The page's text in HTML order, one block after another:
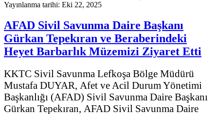
Yayınlanma tarihi: Eki 22, 2025
AFAD Sivil Savunma Daire Başkanı
Gürkan Tepekıran ve Beraberindeki
Heyet Barbarlık Müzemizi Ziyaret Etti
KKTC Sivil Savunma Lefkoşa Bölge Müdürü
Mustafa DUYAR, Afet ve Acil Durum Yönetimi
Başkanlığı (AFAD) Sivil Savunma Daire Başkanı
Gürkan Tepekıran, AFAD Sivil Savunma Daire